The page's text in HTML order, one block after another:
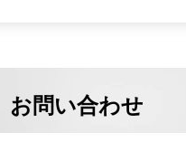
お問い合わせ